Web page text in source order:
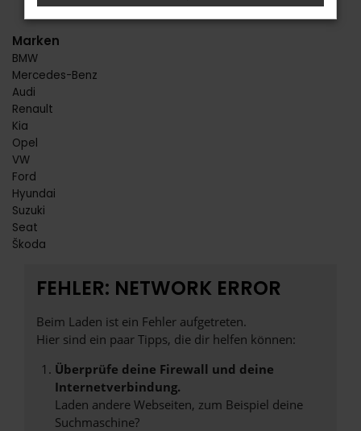
Marken
BMW
Mercedes-Benz
Audi
Renault
Kia
Opel
VW
Ford
Hyundai
Suzuki
Seat
Škoda
FEHLER: NETWORK ERROR
Beim Laden ist ein Fehler aufgetreten.
Hier sind ein paar Tipps, die dir helfen können:
Überprüfe deine Firewall und deine
Internetverbindung.
Laden andere Webseiten, zum Beispiel deine
Suchmaschine?